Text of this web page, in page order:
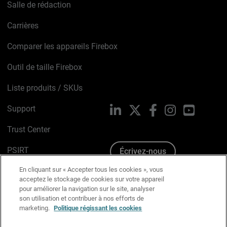
Salle de rédaction
Carrières
Comparer les appareils Firebox
Outil de taille Firebox
Liste produits / SKUs
Support
Trust Center
PSIRT
Avis sur les cookies
Politique de confidentialité
Charte Graphique
LinkedIn FacebookInstagramYouTube
Écrivez-nous
En cliquant sur « Accepter tous les cookies », vous
acceptez le stockage de cookies sur votre appareil
pour améliorer la navigation sur le site, analyser
son utilisation et contribuer à nos efforts de
marketing. Politique régissant les cookies